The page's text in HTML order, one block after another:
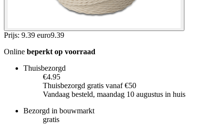
Prijs: 9.39 euro9.39
Online beperkt op voorraad
Thuisbezorgd
€4.95
Thuisbezorgd gratis vanaf €50
Vandaag besteld, maandag 10 augustus in huis
Bezorgd in bouwmarkt
gratis